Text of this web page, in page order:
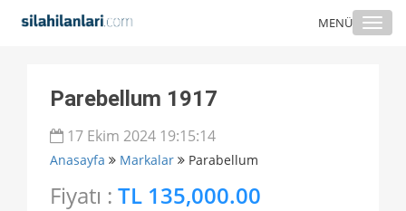
MENÜ
Parebellum 1917
17 Ekim 2024 19:15:14
Anasayfa Markalar Parabellum
Fiyatı : TL 135,000.00